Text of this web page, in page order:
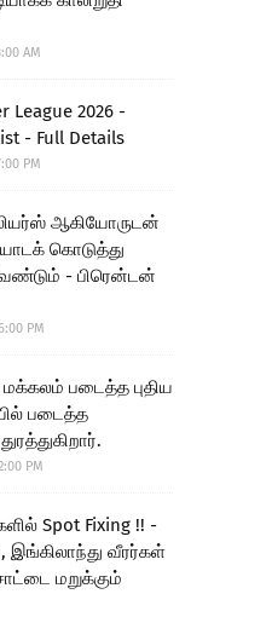
AM
League 2026 -
- Full Details
PM
ஆகியோருடன்
கொடுத்து
- பிரென்டன்
PM
படைத்த புதிய
படைத்த
PM
Spot Fixing !! -
இங்கிலாந்து வீரர்கள்
மறுக்கும்